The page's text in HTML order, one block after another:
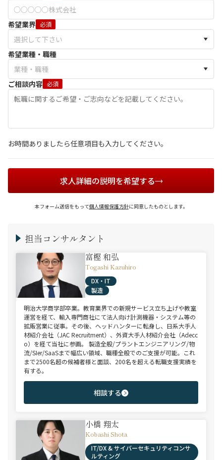
希望業界 必須
希望業種・職種
ご相談内容 必須
お時間ありましたら任意項目も入力してください。
求人詳細の説明を希望する
本フォーム送信をもって個人情報保護方針に同意したものとします。
担当コンサルタント
富樫 和弘
Togashi Kazuhiro
DX・IT
製造
明治大学商学部卒業。教育業界での新規サービス立ち上げや教室
運営を経て、輸入専門商社にて法人向け計測機器・システム等の
拡販営業に従事。その後、ヘッドハンターに転身し、日系大手人
材紹介会社（JAC Recruitment）、外資大手人材紹介会社（Adecc
o）を経て当社に参画。 製造全般/プラントエンジニアリング/物
流/SIer/SaaSまで幅広い領域、職種全般でのご支援が可能。これ
まで2500名超の候補者様と面談、200名を超える転職支援実績を
有する。
相談する
小橋 翔太
Kobashi Shota
IT/DX & サイバーセキュリティコンサ
ルティング